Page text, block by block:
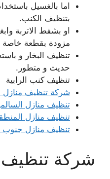
اما بالغسيل
بتنظيف الكنب.
او بشفط الاتربة
مزودة بقطعة خاصة
تنظيف البخار و
حديث و متطور.
تنظيف كنب الرابية
شركة تنظيف منازل
تنظيف منازل
تنظيف منازل
تنظيف منازل جنوب
شركة